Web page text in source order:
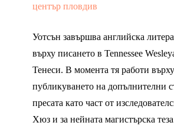
център пловдив
Уотсън завършва английска
върху писането в Tennessee
Тенеси. В момента тя работи върху
публикуването на допълнителни
пресата като част от
Хюз и за нейната магистърска